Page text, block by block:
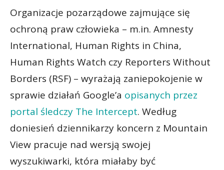
Organizacje pozarządowe zajmujące się
ochroną praw człowieka – m.in. Amnesty
International, Human Rights in China,
Human Rights Watch czy Reporters Without
Borders (RSF) – wyrażają zaniepokojenie w
sprawie działań Google’a opisanych przez
portal śledczy The Intercept. Według
doniesień dziennikarzy koncern z Mountain
View pracuje nad wersją swojej
wyszukiwarki, która miałaby być